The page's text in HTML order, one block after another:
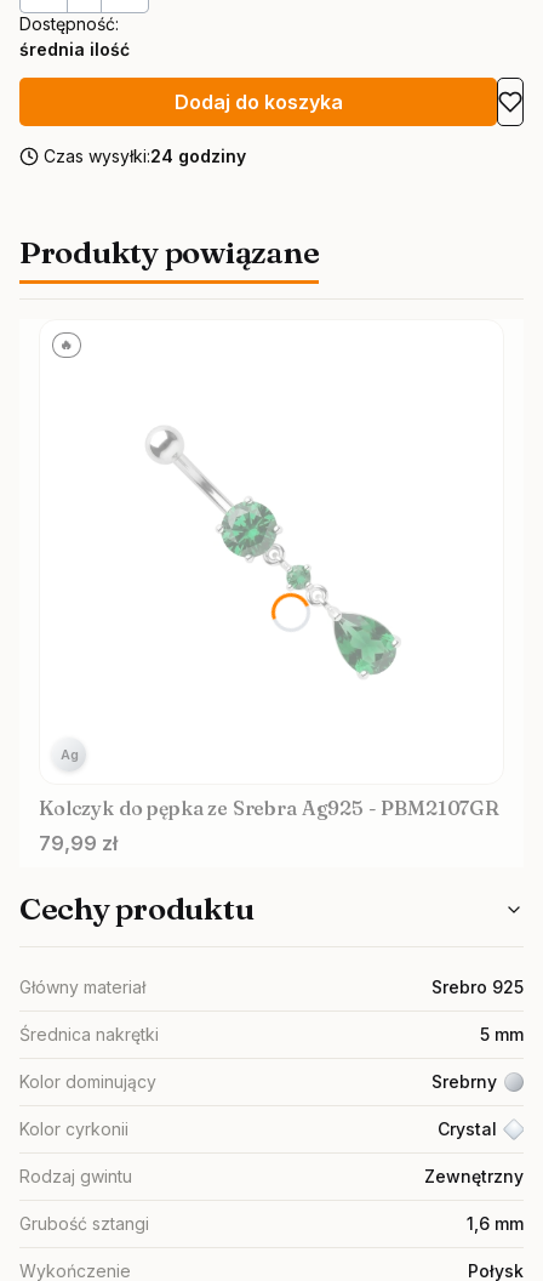
Dostępność:
średnia ilość
Dodaj do koszyka
Czas wysyłki:24 godziny
Produkty powiązane
🔥
Ag
Kolczyk do pępka ze Srebra Ag925 - PBM2107GR
Cena
79,99 zł
Cechy produktu
Główny materiał Srebro 925
Średnica nakrętki 5 mm
Kolor dominujący Srebrny
Kolor cyrkonii Crystal
Rodzaj gwintu Zewnętrzny
Grubość sztangi 1,6 mm
Wykończenie Połysk